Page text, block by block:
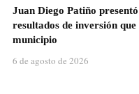
Juan Diego Patiño
resultados de inversión
municipio
6 de agosto de 2026